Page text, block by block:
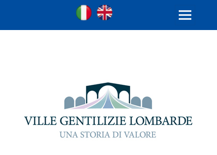
Ville Gentilizie Lombarde
Ita
MENU